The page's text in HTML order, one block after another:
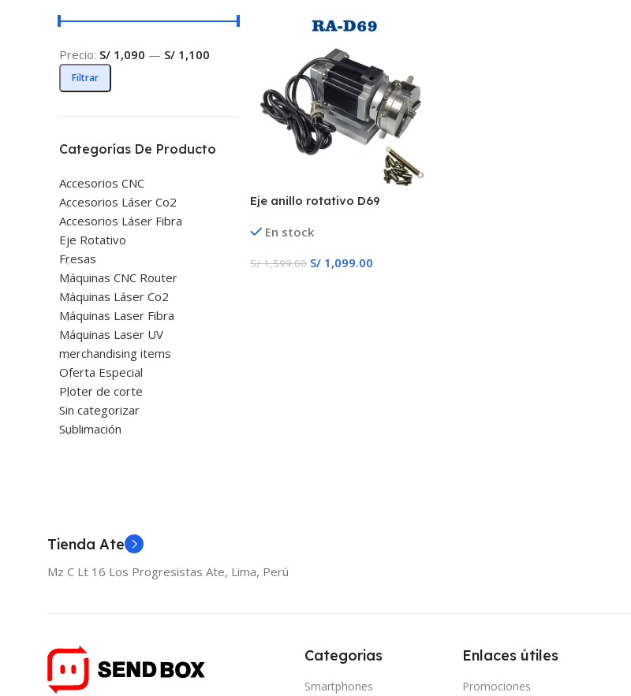
Filtrar
Precio: S/ 1,090 — S/ 1,100
Categorías De Producto
Accesorios CNC
Accesorios Láser Co2
Accesorios Láser Fibra
Eje Rotativo
Fresas
Máquinas CNC Router
Máquinas Láser Co2
Máquinas Laser Fibra
Máquinas Laser UV
merchandising items
Oferta Especial
Ploter de corte
Sin categorizar
Sublimación
Eje anillo rotativo D69
En stock
S/1,599.00 S/1,099.00
Tienda Ate
Mz C Lt 16 Los Progresistas Ate, Lima, Perú
Categorias
Smartphones
Enlaces útiles
Promociones